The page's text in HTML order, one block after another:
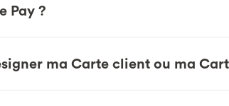
Pay ?
ma Carte client ou ma